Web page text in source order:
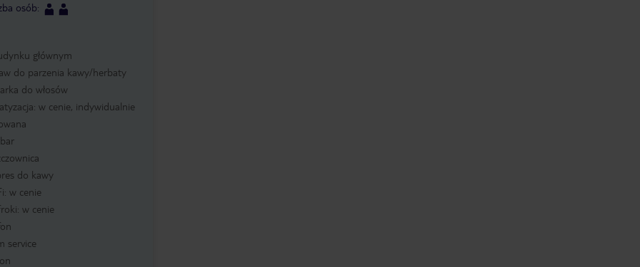
osób:
głównym
do parzenia kawy/herbaty
do włosów
w cenie, indywidualnie
do kawy
w cenie
w cenie
service